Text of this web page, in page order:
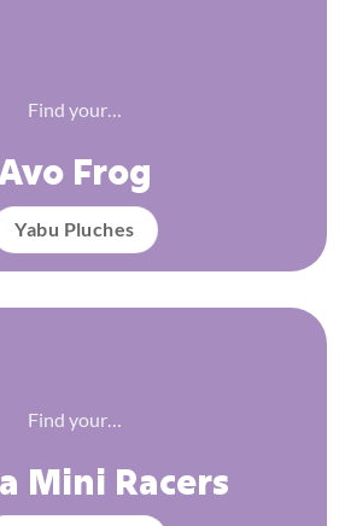
Find your…
Frog
Yabu Pluches
Find your…
Mini Racers